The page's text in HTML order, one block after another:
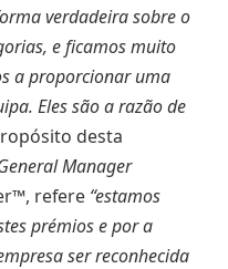
verdadeira sobre o
e ficamos muito
a proporcionar uma
Eles são a razão de
desta
Manager
refere “estamos
prémios e por a
ser reconhecida